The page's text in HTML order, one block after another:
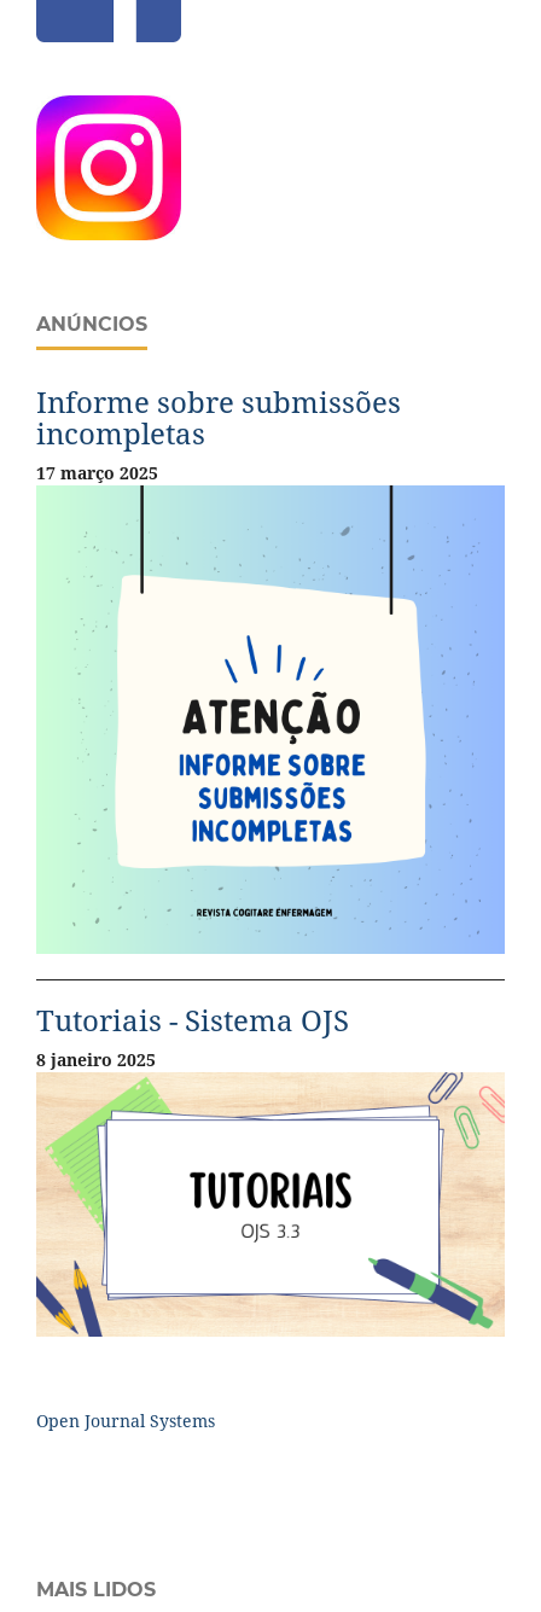
ANÚNCIOS
Informe sobre submissões
incompletas
17 março 2025
Tutoriais - Sistema OJS
8 janeiro 2025
Open Journal Systems
MAIS LIDOS